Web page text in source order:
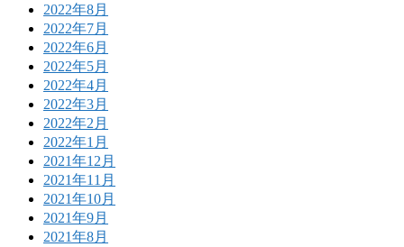
2022年8月
2022年7月
2022年6月
2022年5月
2022年4月
2022年3月
2022年2月
2022年1月
2021年12月
2021年11月
2021年10月
2021年9月
2021年8月